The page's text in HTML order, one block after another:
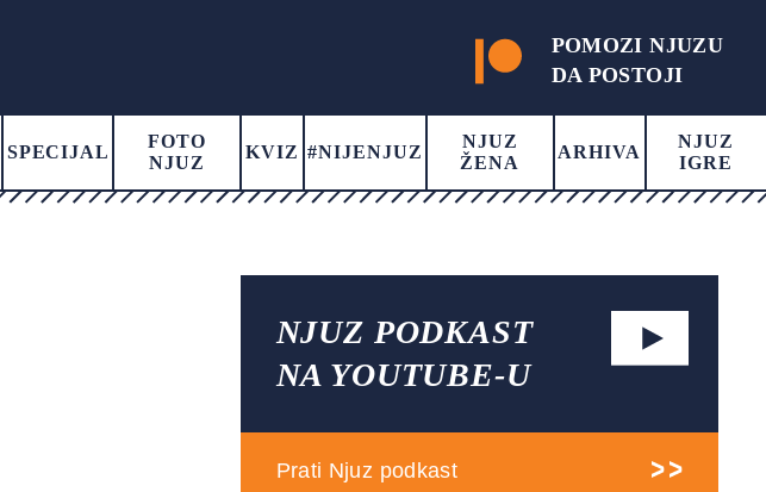
POMOZI NJUZU
DA POSTOJI
SPECIJAL
FOTO
NJUZ
KVIZ #NIJENJUZ
NJUZ
ŽENA
ARHIVA
NJUZ
IGRE
NJUZ PODKAST
NA YOUTUBE-U
Prati Njuz podkast